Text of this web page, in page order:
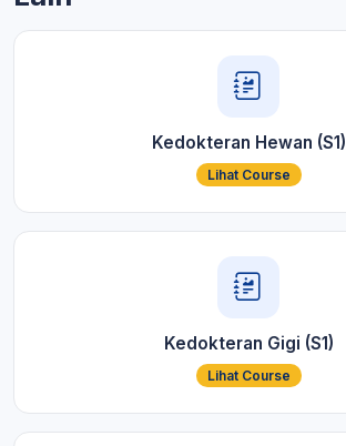
Kedokteran Hewan (S1)
Lihat Course
Kedokteran Gigi (S1)
Lihat Course